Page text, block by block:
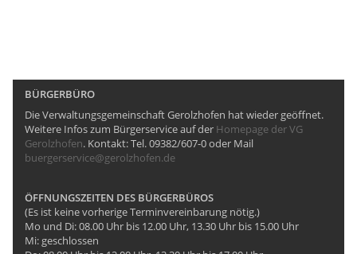
BÜRGERBÜRO
Die Verwaltungsgemeinschaft Gerolzhofen hat wieder geöffnet.
Weitere Infos zum Bürgerservice auf der Homepage der VG
Gerolzhofen. Kontakt: Tel. 09382/607-0 oder Mail
buergerservice@gerolzhofen.de
ÖFFNUNGSZEITEN DES BÜRGERBÜROS
(Es ist keine vorherige Terminvereinbarung nötig.)
Mo und Di: 08.00 Uhr bis 12.00 Uhr, 13.30 Uhr bis 15.00 Uhr
Mi: geschlossen